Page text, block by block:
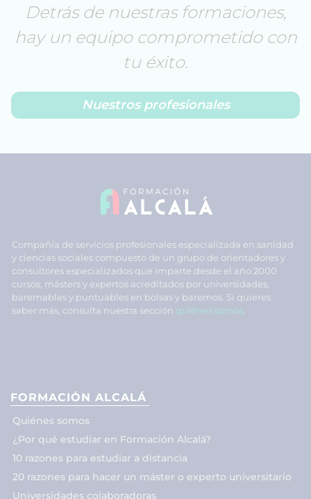
Detrás de nuestras formaciones,
hay un equipo comprometido con
tu éxito.
Nuestros profesionales
Compañía de servicios profesionales especializada en sanidad
y ciencias sociales compuesto de un grupo de orientadores y
consultores especializados que imparte desde el año 2000
cursos, másters y expertos acreditados por universidades,
baremables y puntuables en bolsas y baremos. Si quieres
saber más, consulta nuestra sección quiénes somos
FORMACIÓN ALCALÁ
Quiénes somos
¿Por qué estudiar en Formación Alcalá?
10 razones para estudiar a distancia
20 razones para hacer un máster o experto universitario
Universidades colaboradoras